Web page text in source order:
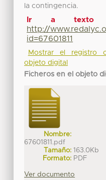
la contingencia.
Ir a texto
http://
id=67601811
Mostrar el registro
objeto digital
Ficheros en el objeto
Nombre:
67601811.pdf
Tamaño: 163.0Kb
Formato: PDF
Ver documento